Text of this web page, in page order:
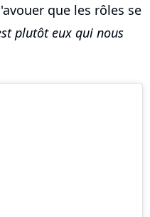
que les rôles se
plutôt eux qui nous